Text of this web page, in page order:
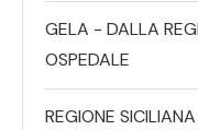
GELA - DALLA
OSPEDALE
REGIONE